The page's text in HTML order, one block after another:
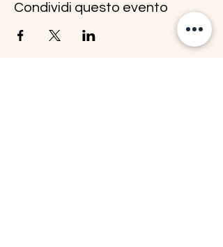
Condividi questo evento